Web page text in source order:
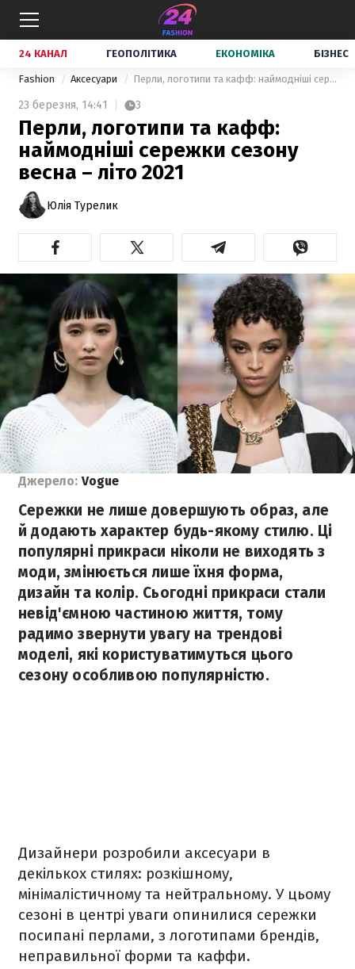
24 КАНАЛ ГЕОПОЛІТИКА ЕКОНОМІКА БІЗНЕС
Fashion Аксесуари Перли, логотипи та кафф: наймодніші сережки сезону весна – літо 2021
23 березня, 14:41 3
Перли, логотипи та кафф:
наймодніші сережки сезону
весна – літо 2021
Юлія Турелик
Джерело: Vogue
Сережки не лише довершують образ, але
й додають характер будь-якому стилю. Ці
популярні прикраси ніколи не виходять з
моди, змінюється лише їхня форма,
дизайн та колір. Сьогодні прикраси стали
невід'ємною частиною життя, тому
радимо звернути увагу на трендові
моделі, які користуватимуться цього
сезону особливою популярністю.
Дизайнери розробили аксесуари в
декількох стилях: розкішному,
мінімалістичному та нейтральному. У цьому
сезоні в центрі уваги опинилися сережки
посипані перлами, з логотипами брендів,
неправильної форми та каффи.